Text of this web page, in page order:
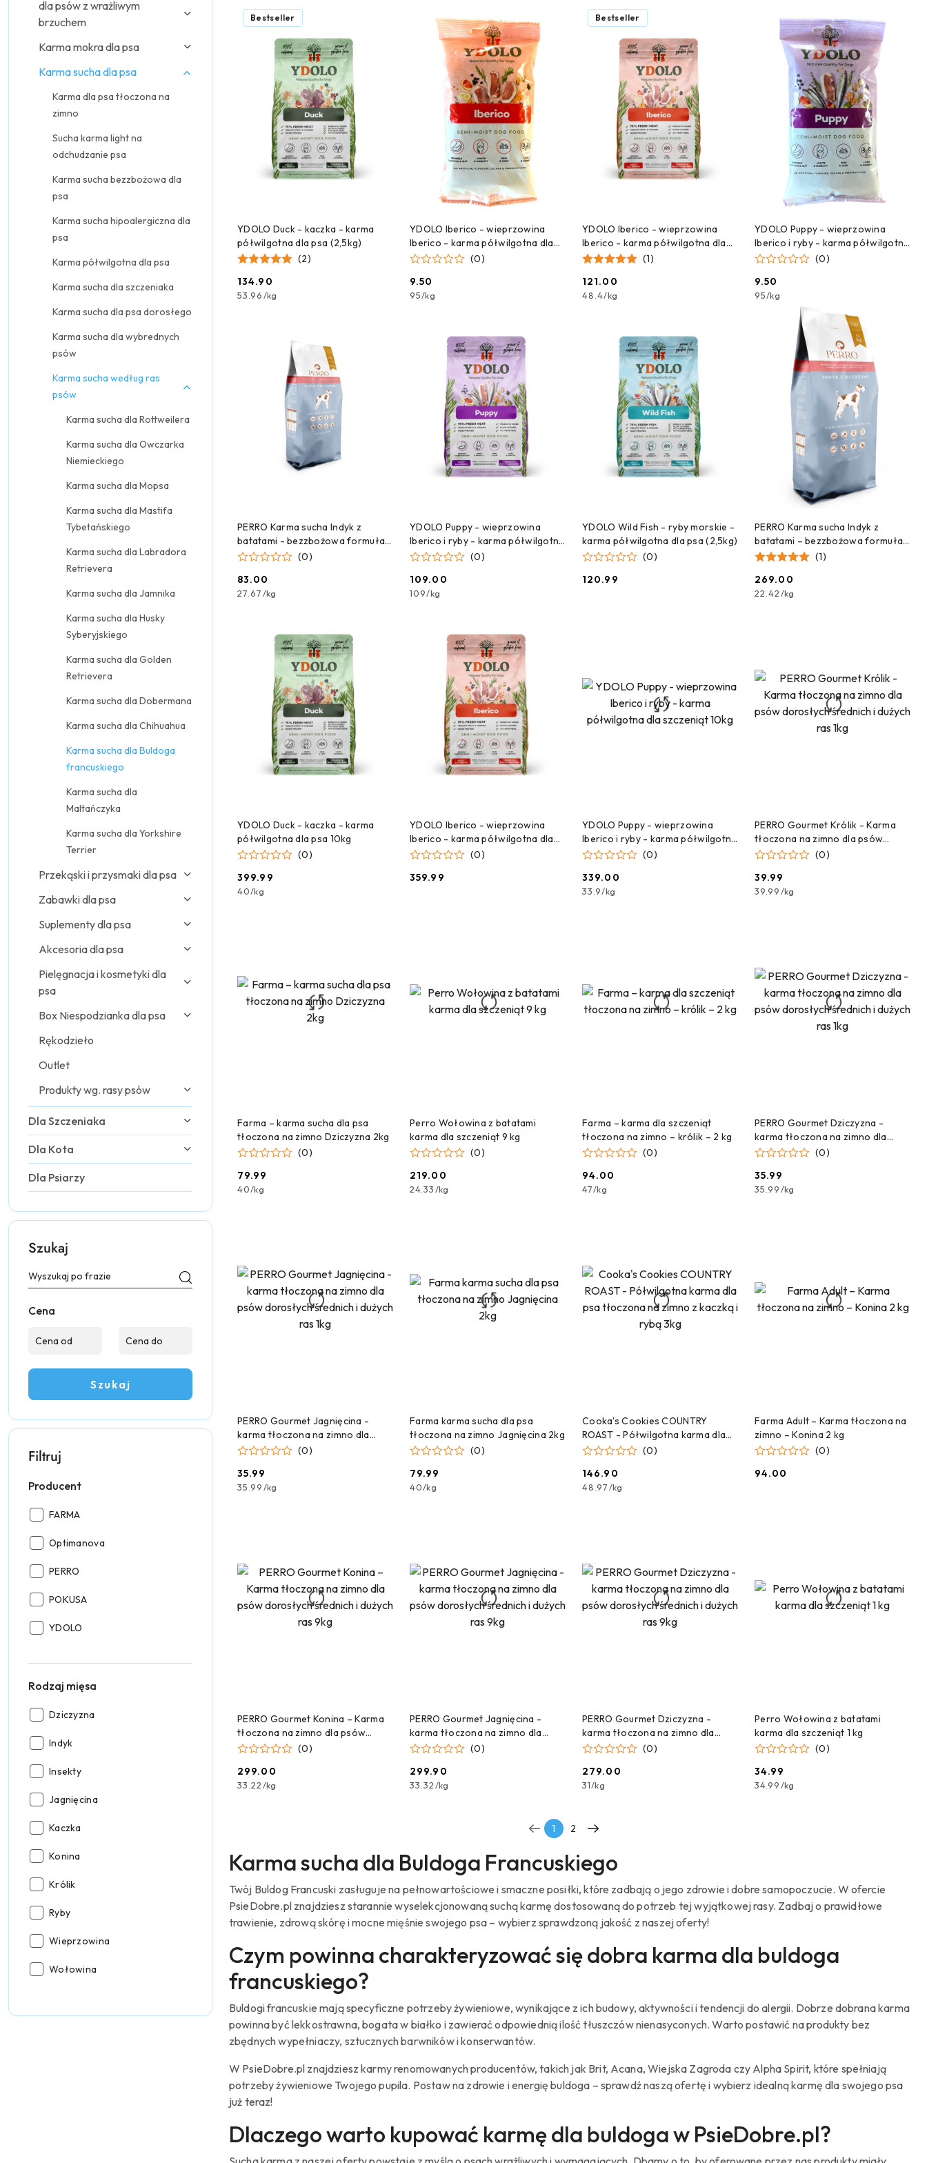
dla psów z wrażliwym
brzuchem
Karma mokra dla psa
Karma sucha dla psa
Karma dla psa tłoczona na
zimno
Sucha karma light na
odchudzanie psa
Karma sucha bezzbożowa dla
psa
Karma sucha hipoalergiczna dla
psa
Karma półwilgotna dla psa
Karma sucha dla szczeniaka
Karma sucha dla psa dorosłego
Karma sucha dla wybrednych
psów
Karma sucha według ras
psów
Karma sucha dla Rottweilera
Karma sucha dla Owczarka
Niemieckiego
Karma sucha dla Mopsa
Karma sucha dla Mastifa
Tybetańskiego
Karma sucha dla Labradora
Retrievera
Karma sucha dla Jamnika
Karma sucha dla Husky
Syberyjskiego
Karma sucha dla Golden
Retrievera
Karma sucha dla Dobermana
Karma sucha dla Chihuahua
Karma sucha dla Buldoga
francuskiego
Karma sucha dla
Maltańczyka
Karma sucha dla Yorkshire
Terrier
Przekąski i przysmaki dla psa
Zabawki dla psa
Suplementy dla psa
Akcesoria dla psa
Pielęgnacja i kosmetyki dla
psa
Box Niespodzianka dla psa
Rękodzieło
Outlet
Produkty wg. rasy psów
Dla Szczeniaka
Dla Kota
Dla Psiarzy
Szukaj
Cena
Szukaj
Filtruj
Producent
Producent:
FARMA
Producent:
Optimanova
Producent:
PERRO
Producent:
POKUSA
Producent:
YDOLO
Rodzaj mięsa
Rodzaj
Dziczyzna
Rodzaj
Indyk
Rodzaj
Insekty
Rodzaj
Jagnięcina
Rodzaj
Kaczka
Rodzaj
Konina
Rodzaj
Królik
Rodzaj
Ryby
Rodzaj
Wieprzowina
Rodzaj
Wołowina
Najpopularniejsze.
YDOLO Duck - kaczka - karma
półwilgotna dla psa (2,5kg)
(2)
Cena:
134.90
53.96/kg
Bestseller
YDOLO Iberico - wieprzowina
Iberico - karma półwilgotna dla
psa - próbka - 100g
(0)
Cena:
9.50
95/kg
YDOLO Iberico - wieprzowina
Iberico - karma półwilgotna dla
psa (2,5kg)
(1)
Cena:
121.00
48.4/kg
Bestseller
YDOLO Puppy - wieprzowina
Iberico i ryby - karma półwilgotna
dla szczeniąt - próbka 100g
(0)
Cena:
9.50
95/kg
PERRO Karma sucha Indyk z
batatami - bezzbożowa formuła
dla psów dorosłych średnich i
(0)
Cena:
83.00
27.67/kg
YDOLO Puppy - wieprzowina
Iberico i ryby - karma półwilgotna
dla szczeniąt (2,5kg)
(0)
Cena:
109.00
109/kg
YDOLO Wild Fish - ryby morskie -
karma półwilgotna dla psa (2,5kg)
(0)
Cena:
120.99
PERRO Karma sucha Indyk z
batatami – bezzbożowa formuła
dla psów dorosłych średnich i
(1)
Cena:
269.00
22.42/kg
YDOLO Duck - kaczka - karma
półwilgotna dla psa 10kg
(0)
Cena:
399.99
40/kg
YDOLO Iberico - wieprzowina
Iberico - karma półwilgotna dla
psa 10kg
(0)
Cena:
359.99
YDOLO Puppy - wieprzowina
Iberico i ryby - karma półwilgotna
dla szczeniąt 10kg
(0)
Cena:
339.00
33.9/kg
PERRO Gourmet Królik - Karma
tłoczona na zimno dla psów
dorosłych średnich i dużych ras
(0)
Cena:
39.99
39.99/kg
DODAJ DO KOSZYKA
Farma – karma sucha dla psa
tłoczona na zimno Dziczyzna 2kg
(0)
Cena:
79.99
40/kg
Perro Wołowina z batatami
karma dla szczeniąt 9 kg
(0)
Cena:
219.00
24.33/kg
Farma – karma dla szczeniąt
tłoczona na zimno – królik – 2 kg
(0)
Cena:
94.00
47/kg
PERRO Gourmet Dziczyzna -
karma tłoczona na zimno dla
psów dorosłych średnich i dużych
(0)
Cena:
35.99
35.99/kg
PERRO Gourmet Jagnięcina -
karma tłoczona na zimno dla
psów dorosłych średnich i dużych
(0)
Cena:
35.99
35.99/kg
Farma karma sucha dla psa
tłoczona na zimno Jagnięcina 2kg
(0)
Cena:
79.99
40/kg
Cooka's Cookies COUNTRY
ROAST - Półwilgotna karma dla
psa tłoczona na zimno z kaczką i
(0)
Cena:
146.90
48.97/kg
Farma Adult – Karma tłoczona na
zimno – Konina 2 kg
(0)
Cena:
94.00
PERRO Gourmet Konina – Karma
tłoczona na zimno dla psów
dorosłych średnich i dużych ras
(0)
Cena:
299.00
33.22/kg
PERRO Gourmet Jagnięcina -
karma tłoczona na zimno dla
psów dorosłych średnich i dużych
(0)
Cena:
299.90
33.32/kg
PERRO Gourmet Dziczyzna -
karma tłoczona na zimno dla
psów dorosłych średnich i dużych
(0)
Cena:
279.00
31/kg
Perro Wołowina z batatami
karma dla szczeniąt 1 kg
(0)
Cena:
34.99
34.99/kg
1 2
Karma sucha dla Buldoga Francuskiego
Twój Buldog Francuski zasługuje na pełnowartościowe i smaczne posiłki, które zadbają o jego zdrowie i dobre samopoczucie. W ofercie
PsieDobre.pl znajdziesz starannie wyselekcjonowaną suchą karmę dostosowaną do potrzeb tej wyjątkowej rasy. Zadbaj o prawidłowe
trawienie, zdrową skórę i mocne mięśnie swojego psa – wybierz sprawdzoną jakość z naszej oferty!
Czym powinna charakteryzować się dobra karma dla buldoga
francuskiego?
Buldogi francuskie mają specyficzne potrzeby żywieniowe, wynikające z ich budowy, aktywności i tendencji do alergii. Dobrze dobrana karma
powinna być lekkostrawna, bogata w białko i zawierać odpowiednią ilość tłuszczów nienasyconych. Warto postawić na produkty bez
zbędnych wypełniaczy, sztucznych barwników i konserwantów.
W PsieDobre.pl znajdziesz karmy renomowanych producentów, takich jak Brit, Acana, Wiejska Zagroda czy Alpha Spirit, które spełniają
potrzeby żywieniowe Twojego pupila. Postaw na zdrowie i energię buldoga – sprawdź naszą ofertę i wybierz idealną karmę dla swojego psa
już teraz!
Dlaczego warto kupować karmę dla buldoga w PsieDobre.pl?